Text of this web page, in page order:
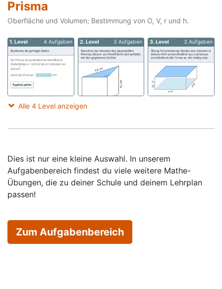
Prisma
Oberfläche und Volumen; Bestimmung von O, V, r und h.
1. Level 4 Aufgaben 2. Level 3 Aufgaben 3. Level 3 Aufgaben
Alle 4 Level anzeigen
Dies ist nur eine kleine Auswahl. In unserem
Aufgabenbereich findest du viele weitere Mathe-
Übungen, die zu deiner Schule und deinem Lehrplan
passen!
Zum Aufgabenbereich